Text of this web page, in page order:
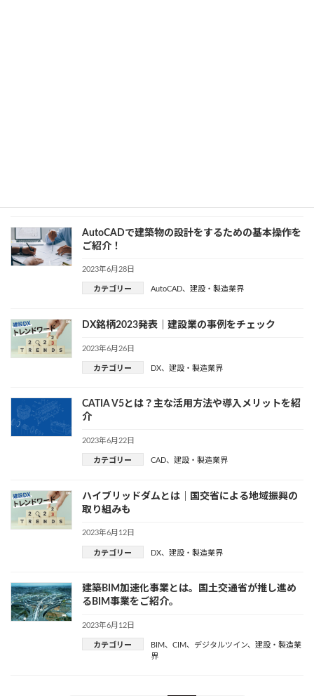
AutoCADで建築物の設計をするための基本操作を
ご紹介！
2023年6月28日
カテゴリー AutoCAD、 建設・製造業界
DX銘柄2023発表｜建設業の事例をチェック
2023年6月26日
カテゴリー DX、 建設・製造業界
CATIA V5とは？主な活用方法や導入メリットを紹
介
2023年6月22日
カテゴリー CAD、 建設・製造業界
ハイブリッドダムとは｜国交省による地域振興の
取り組みも
2023年6月12日
カテゴリー DX、 建設・製造業界
建築BIM加速化事業とは。国土交通省が推し進め
るBIM事業をご紹介。
2023年6月12日
カテゴリー BIM、 CIM、 デジタルツイン、 建設・製造業
界